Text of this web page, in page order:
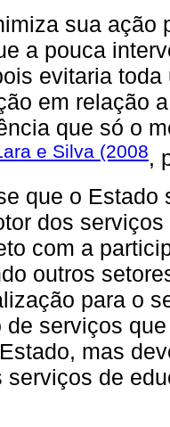
sua ação
a pouca
evitaria
em relação
que só o
e Silva (2008,
que o
dos
com a
outros
para o
de serviços
mas
serviços de